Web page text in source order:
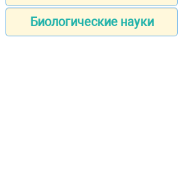
Биологические науки